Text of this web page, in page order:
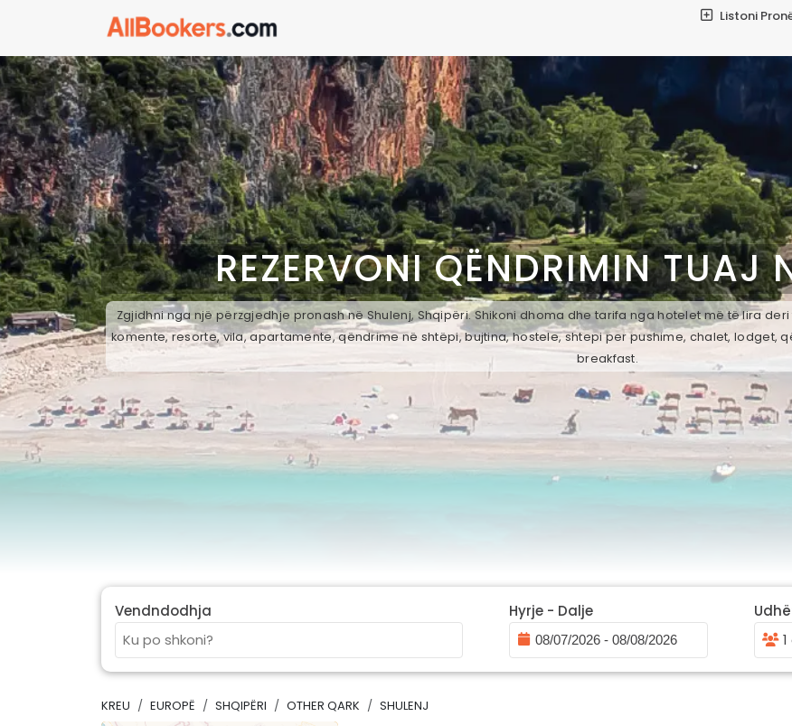
Listoni
REZERVONI QËNDRIMIN TUAJ
Zgjidhni nga një përzgjedhje pronash në Shulenj, Shqipëri. Shikoni dhoma dhe tarifa nga hotelet më të lira
komente, resorte, vila, apartamente, qëndrime në shtëpi, bujtina, hostele, shtepi per pushime, chalet, lodget,
breakfast.
Vendndodhja Hyrje - Dalje
KREU EUROPË SHQIPËRI OTHER QARK SHULENJ